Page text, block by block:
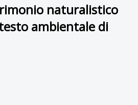
naturalistico
ambientale di